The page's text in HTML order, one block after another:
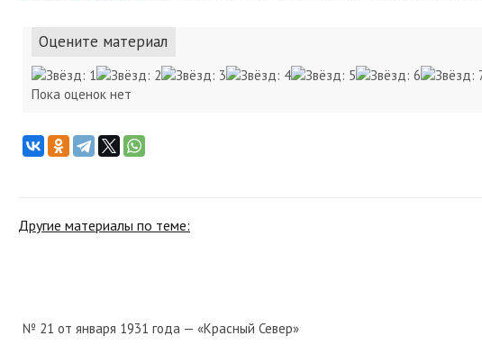
Оцените материал
Пока оценок нет
Другие материалы по теме:
№ 21 от января 1931 года — «Красный Север»